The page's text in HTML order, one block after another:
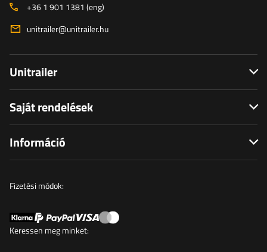
+36 1 901 1381 (eng)
unitrailer@unitrailer.hu
Unitrailer
Saját rendelések
Információ
Fizetési módok:
Keressen meg minket: